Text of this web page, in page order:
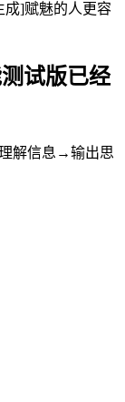
成]赋魅的人更容
试版已经
解信息→输出思